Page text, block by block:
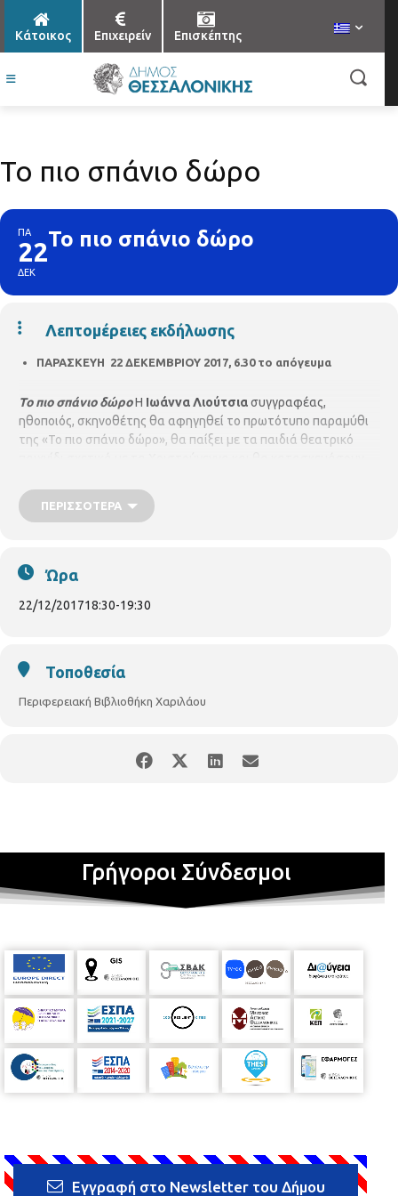
Κάτοικος Επιχειρείν Επισκέπτης
Το πιο σπάνιο δώρο
ΠΑ
22
ΔΕΚ
Το πιο σπάνιο δώρο
Λεπτομέρειες εκδήλωσης
ΠΑΡΑΣΚΕΥΗ 22 ΔΕΚΕΜΒΡΙΟΥ 2017, 6.30 το απόγευμα
Το πιο σπάνιο δώροΗ Ιωάννα Λιούτσιασυγγραφέας,
ηθοποιός, σκηνοθέτης θα αφηγηθεί το πρωτότυπο παραμύθι
της «Το πιο σπάνιο δώρο», θα παίξει με τα παιδιά θεατρικό
θα χρειαστεί να έχετε μαζί σας
Α4 και κόλλα stick Για παιδιά 6 – 12 ετών, με προεγγραφή
ΠΕΡΙΣΣΌΤΕΡΑ
Ώρα
22/12/201718:30-19:30
Τοποθεσία
Περιφερειακή Βιβλιοθήκη Χαριλάου
Γρήγοροι Σύνδεσμοι
Εγγραφή στο Newsletter του Δήμου